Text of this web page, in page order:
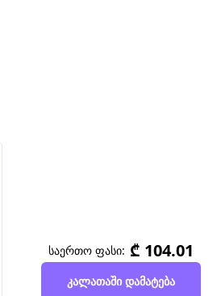
საერთო ფასი: ₾ 104.01
კალათაში დამატება